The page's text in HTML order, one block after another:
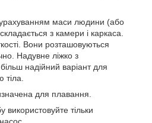
маси людини (або
з камери і каркаса.
Вони розташовуються
Надувне ліжко з
надійний варіант для
для плавання.
тільки